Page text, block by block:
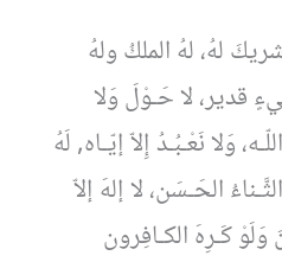
لهُ، لهُ الملكُ ولهُ
قدير، لا حَـوْلَ وَلا
وَلا نَعْـبُـدُ إِلاّ إيّـاه, لَهُ
الحَـسَن، لا إلهَ إلاّ
كَـرِهَ الكـافِرون